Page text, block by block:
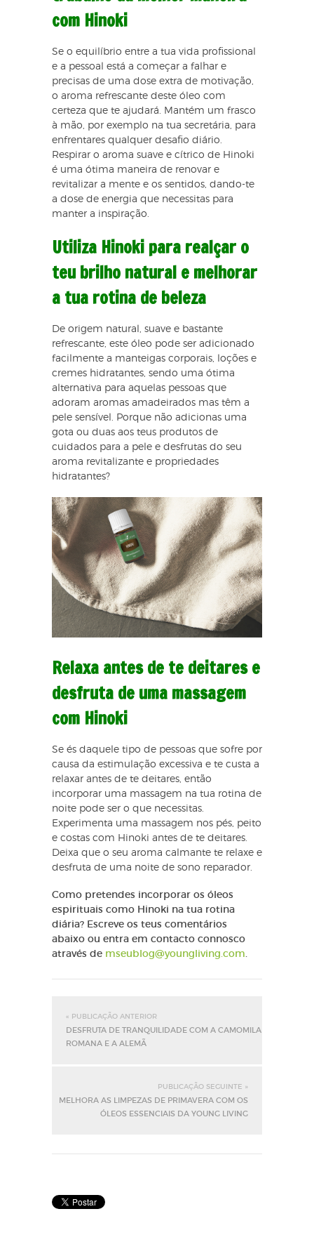
com Hinoki
Se o equilíbrio entre a tua vida profissional
e a pessoal está a começar a falhar e
precisas de uma dose extra de motivação,
o aroma refrescante deste óleo com
certeza que te ajudará. Mantém um frasco
à mão, por exemplo na tua secretária, para
enfrentares qualquer desafio diário.
Respirar o aroma suave e cítrico de Hinoki
é uma ótima maneira de renovar e
revitalizar a mente e os sentidos, dando-te
a dose de energia que necessitas para
manter a inspiração.
Utiliza Hinoki para realçar o
teu brilho natural e melhorar
a tua rotina de beleza
De origem natural, suave e bastante
refrescante, este óleo pode ser adicionado
facilmente a manteigas corporais, loções e
cremes hidratantes, sendo uma ótima
alternativa para aquelas pessoas que
adoram aromas amadeirados mas têm a
pele sensível. Porque não adicionas uma
gota ou duas aos teus produtos de
cuidados para a pele e desfrutas do seu
aroma revitalizante e propriedades
hidratantes?
Relaxa antes de te deitares e
desfruta de uma massagem
com Hinoki
Se és daquele tipo de pessoas que sofre por
causa da estimulação excessiva e te custa a
relaxar antes de te deitares, então
incorporar uma massagem na tua rotina de
noite pode ser o que necessitas.
Experimenta uma massagem nos pés, peito
e costas com Hinoki antes de te deitares.
Deixa que o seu aroma calmante te relaxe e
desfruta de uma noite de sono reparador.
Como pretendes incorporar os óleos
espirituais como Hinoki na tua rotina
diária? Escreve os teus comentários
abaixo ou entra em contacto connosco
através de mseublog@youngliving.com.
« PUBLICAÇÃO ANTERIOR
DESFRUTA DE TRANQUILIDADE COM A CAMOMILA
ROMANA E A ALEMÃ
PUBLICAÇÃO SEGUINTE »
MELHORA AS LIMPEZAS DE PRIMAVERA COM OS
ÓLEOS ESSENCIAIS DA YOUNG LIVING